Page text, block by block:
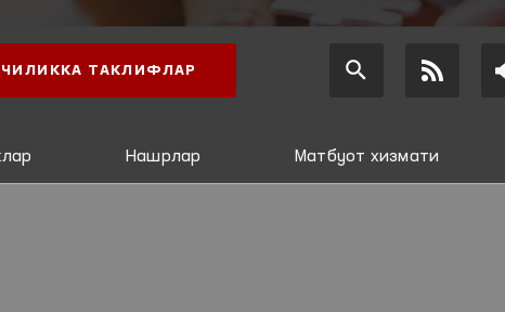
ТАКЛИФЛАР
Нашрлар Матбуот хизмати